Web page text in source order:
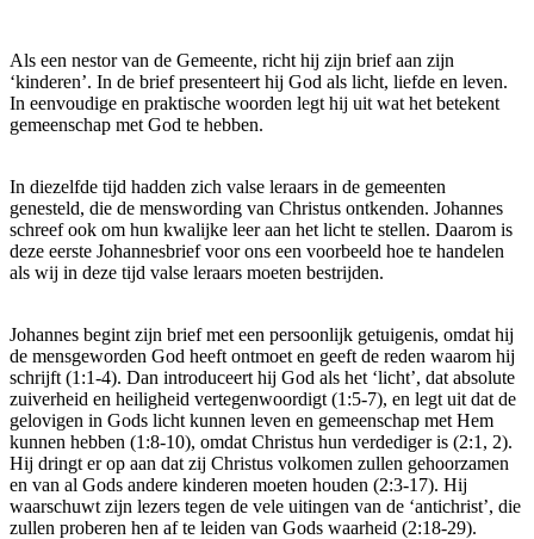
Als een nestor van de Gemeente, richt hij zijn brief aan zijn
‘kinderen’. In de brief presenteert hij God als licht, liefde en leven.
In eenvoudige en praktische woorden legt hij uit wat het betekent
gemeenschap met God te hebben.
In diezelfde tijd hadden zich valse leraars in de gemeenten
genesteld, die de menswording van Christus ontkenden. Johannes
schreef ook om hun kwalijke leer aan het licht te stellen. Daarom is
deze eerste Johannesbrief voor ons een voorbeeld hoe te handelen
als wij in deze tijd valse leraars moeten bestrijden.
Johannes begint zijn brief met een persoonlijk getuigenis, omdat hij
de mensgeworden God heeft ontmoet en geeft de reden waarom hij
schrijft (1:1-4). Dan introduceert hij God als het ‘licht’, dat absolute
zuiverheid en heiligheid vertegenwoordigt (1:5-7), en legt uit dat de
gelovigen in Gods licht kunnen leven en gemeenschap met Hem
kunnen hebben (1:8-10), omdat Christus hun verdediger is (2:1, 2).
Hij dringt er op aan dat zij Christus volkomen zullen gehoorzamen
en van al Gods andere kinderen moeten houden (2:3-17). Hij
waarschuwt zijn lezers tegen de vele uitingen van de ‘antichrist’, die
zullen proberen hen af te leiden van Gods waarheid (2:18-29).